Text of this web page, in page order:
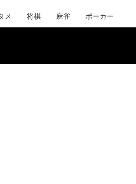
メ 将棋 麻雀 ポーカー